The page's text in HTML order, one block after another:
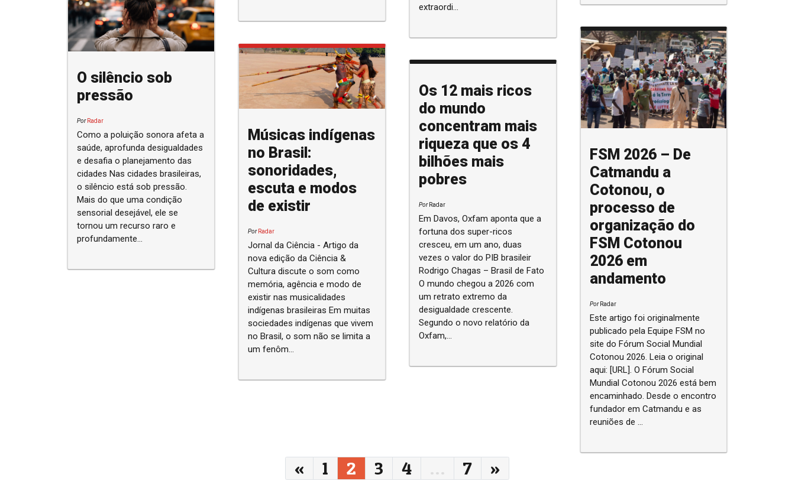
O silêncio sob
pressão
PorRadar
Como a poluição sonora afeta a
saúde, aprofunda desigualdades
e desafia o planejamento das
cidades Nas cidades brasileiras,
o silêncio está sob pressão.
Mais do que uma condição
sensorial desejável, ele se
tornou um recurso raro e
profundamente...
Músicas indígenas
no Brasil:
sonoridades,
escuta e modos
de existir
PorRadar
Jornal da Ciência - Artigo da
nova edição da Ciência &
Cultura discute o som como
memória, agência e modo de
existir nas musicalidades
indígenas brasileiras Em muitas
sociedades indígenas que vivem
no Brasil, o som não se limita a
um fenôm...
extraordi...
Os 12 mais ricos
do mundo
concentram mais
riqueza que os 4
bilhões mais
pobres
PorRadar
Em Davos, Oxfam aponta que a
fortuna dos super-ricos
cresceu, em um ano, duas
vezes o valor do PIB brasileir
Rodrigo Chagas – Brasil de Fato
O mundo chegou a 2026 com
um retrato extremo da
desigualdade crescente.
Segundo o novo relatório da
Oxfam,...
FSM 2026 – De
Catmandu a
Cotonou, o
processo de
organização do
FSM Cotonou
2026 em
andamento
PorRadar
Este artigo foi originalmente
publicado pela Equipe FSM no
site do Fórum Social Mundial
Cotonou 2026. Leia o original
aqui: [URL]. O Fórum Social
Mundial Cotonou 2026 está bem
encaminhado. Desde o encontro
fundador em Catmandu e as
reuniões de ...
« 1 2 3 4 … 7 »